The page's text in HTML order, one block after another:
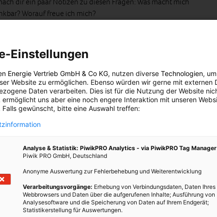
Worauf freue ich mich?
Wenn du dem Brauch zufolge einen Christbaum zuhause
woher der Baum stammt. Mit einem Baum, der einen weiten
hinterlässt du einen viel tieferen ökologischen Fußabdruck, als
stammt.
der Routine, die du im Alltag hast. Geh deine Wege bewusst
deine Kinder abholst oder wenn du einkaufen gehst. Nimm
in Kauf. Nimm alles Neue, das du auf diesen neuen Wegen
zu besorgen ist immer mit einem gewissen Druck und
um gute Entscheidungen zu treffen. Schenke Dinge, die dem
und lass dich nicht verleiten, überhastet und unbedacht
Einstellungen
Energie Vertrieb GmbH & Co KG, nutzen diverse Technologien,
Website zu ermöglichen. Ebenso würden wir gerne mit externen
Daten verarbeiten. Dies ist für die Nutzung der Website
ermöglicht uns aber eine noch engere Interaktion mit unseren
Falls gewünscht, bitte eine Auswahl treffen:
Analyse & Statistik: PiwikPRO Analytics - via PiwikPRO Tag Manager
Piwik PRO GmbH, Deutschland
Anonyme Auswertung zur Fehlerbehebung und Weiterentwicklung
Verarbeitungsvorgänge: Erhebung von Verbindungsdaten, Daten Ihres
Webbrowsers und Daten über die aufgerufenen Inhalte; Ausführung von
Analysesoftware und die Speicherung von Daten auf Ihrem Endgerät;
Statistikerstellung für Auswertungen.